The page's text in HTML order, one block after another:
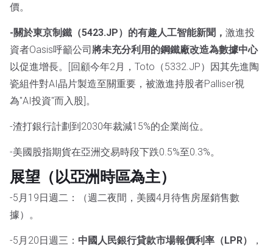
價。
-關於東京制鐵（5423.JP）的有趣人工智能新聞， 激進投
資者Oasis呼籲公司將未充分利用的鋼鐵廠改造為數據中心
以促進增長。[回顧今年2月，Toto（5332.JP）因其先進陶
瓷組件對AI晶片製造至關重要，被激進持股者Palliser視
為"AI投資"而入股]。
-渣打銀行計劃到2030年裁減15%的企業崗位。
-美國股指期貨在亞洲交易時段下跌0.5%至0.3%。
展望（以亞洲時區為主）
-5月19日週二：（週二夜間，美國4月待售房屋銷售數
據）。
-5月20日週三： 中國人民銀行貸款市場報價利率（LPR）
，